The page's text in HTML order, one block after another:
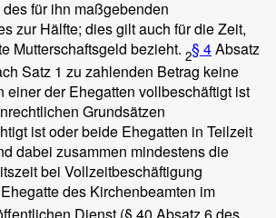
für ihn maßgebenden
zur Hälfte; dies gilt auch für die Zeit,
Mutterschaftsgeld bezieht. 2§ 4Absatz
Satz 1 zu zahlenden Betrag keine
einer der Ehegatten vollbeschäftigt ist
Grundsätzen
ist oder beide Ehegatten in Teilzeit
dabei zusammen mindestens die
bei Vollzeitbeschäftigung
des Kirchenbeamten im